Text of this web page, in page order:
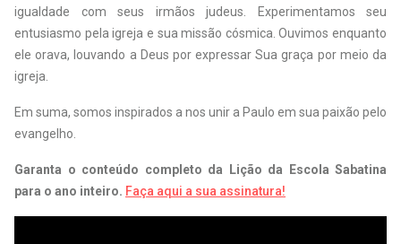
igualdade com seus irmãos judeus. Experimentamos seu
entusiasmo pela igreja e sua missão cósmica. Ouvimos enquanto
ele orava, louvando a Deus por expressar Sua graça por meio da
igreja.
Em suma, somos inspirados a nos unir a Paulo em sua paixão pelo
evangelho.
Garanta o conteúdo completo da Lição da Escola Sabatina
para o ano inteiro. Faça aqui a sua assinatura!